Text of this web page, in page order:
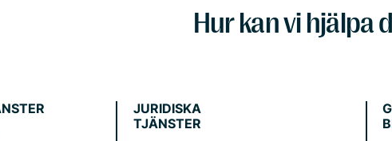
Hur kan vi hjälpa
JURIDISKA
TJÄNSTER